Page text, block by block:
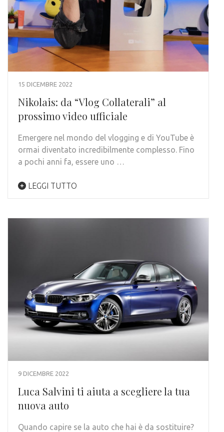
15 DICEMBRE 2022
Nikolais: da “Vlog Collaterali” al
prossimo video ufficiale
Emergere nel mondo del vlogging e di YouTube è
ormai diventato incredibilmente complesso. Fino
a pochi anni fa, essere uno …
LEGGI TUTTO
9 DICEMBRE 2022
Luca Salvini ti aiuta a scegliere la tua
nuova auto
Quando capire se la auto che hai è da sostituire?